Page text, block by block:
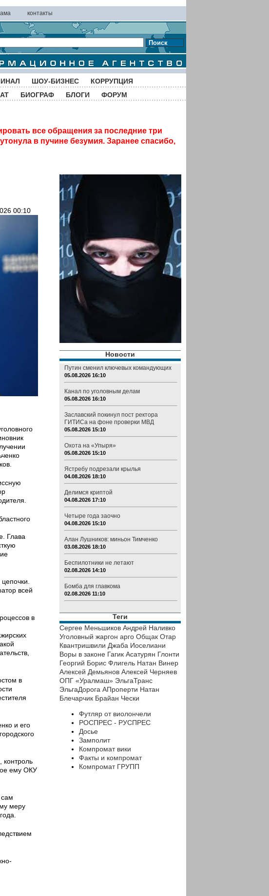
контакты
Поиск
ШОУ-БИЗНЕС
КОРРУПЦИЯ
БИОГРАФ БЛОГИ ФОРУМ
все обращения за последние три
в пучине безумия. Заранее спасибо,
00:10
Глава
всей
в
в
и его
контроль
ему ОКУ
сам
меру
Новости
Путин сменил ключевых командующих
05.08.2026 16:10
Канал по уголовным делам
05.08.2026 16:10
Заславский покинул пост ректора
ГИТИСа на фоне проверки МВД
05.08.2026 15:10
Охота на «Упыря»
05.08.2026 15:10
Ястребу подрезали крылья
04.08.2026 18:10
Делимся криптой
04.08.2026 17:10
Четыре года заочно
04.08.2026 15:10
Алан Лушников: миньон Тимченко
03.08.2026 18:10
Беспилотники не летают
02.08.2026 14:10
Бомба для главкома
02.08.2026 11:10
Теги
Сергее Меньшиков Андрей Наливко
Уголовный жаргон арго Общак Отар
Квантришвили Джаба Иоселиани
Воры в законе Гагик Асатурян Глонти
Георгий Борис Флигель Натан Винер
Алексей Демьянов Алексей Черняев
ОПГ «Уралмаш» ЭльгаТранс
ЭльгаДорога АПроперти Натан
Блечарчик Брайан Чески
Футляр от виолончели
РОСПРЕС - РУСПРЕС
Досье
Замполит
Компромат вики
Факты и компромат
Компромат ГРУПП